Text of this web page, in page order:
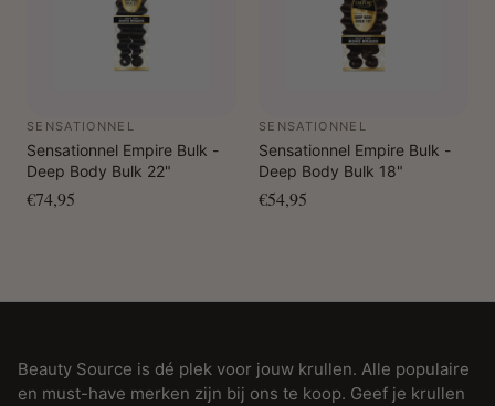
SENSATIONNEL
Sensationnel Empire Bulk -
Deep Body Bulk 22"
€74,95
SENSATIONNEL
Sensationnel Empire Bulk -
Deep Body Bulk 18"
€54,95
Beauty Source is dé plek voor jouw krullen. Alle populaire
en must-have merken zijn bij ons te koop. Geef je krullen